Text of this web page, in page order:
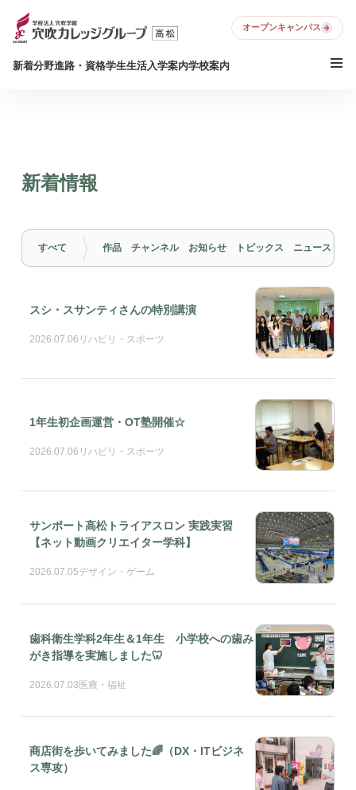
新着分野進路・資格学生生活入学案内学校案内
オープンキャンパス
新着情報
すべて 作品 チャンネル お知らせ トピックス ニュースリリ
スシ・スサンティさんの特別講演
2026.07.06 リハビリ・スポーツ
1年生初企画運営・OT塾開催☆
2026.07.06 リハビリ・スポーツ
サンポート高松トライアスロン 実践実習
【ネット動画クリエイター学科】
2026.07.05デザイン・ゲーム
歯科衛生学科2年生＆1年生 小学校への歯み
がき指導を実施しました🦷
2026.07.03医療・福祉
商店街を歩いてみました🌈（DX・ITビジネ
ス専攻）